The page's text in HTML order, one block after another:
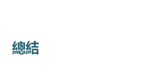
總結